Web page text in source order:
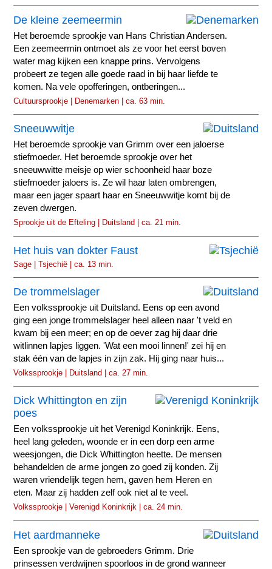
De kleine zeemeermin
Het beroemde sprookje van Hans Christian Andersen.
Een zeemeermin ontmoet als ze voor het eerst boven
water mag kijken een knappe prins. Vervolgens
probeert ze tegen alle goede raad in bij haar liefde te
komen. Na vele opofferingen, ontberingen...
Cultuursprookje | Denemarken | ca. 63 min.
Sneeuwwitje
Het beroemde sprookje van Grimm over een jaloerse
stiefmoeder. Het beroemde sprookje over het
sneeuwwitte meisje op wier schoonheid haar boze
stiefmoeder jaloers is. Ze wil haar laten ombrengen,
maar een jager spaart haar en Sneeuwwitje komt bij de
zeven dwergen.
Sprookje uit de Efteling | Duitsland | ca. 21 min.
Het huis van dokter Faust
Sage | Tsjechië | ca. 13 min.
De trommelslager
Een volkssprookje uit Duitsland. Eens op een avond
ging een jonge trommelslager heel alleen naar 't veld en
kwam bij een meer; en op de oever zag hij daar drie
witlinnen lapjes liggen. 'Wat een mooi linnen!' zei hij en
stak één van de lapjes in zijn zak. Hij ging naar huis...
Volkssprookje | Duitsland | ca. 27 min.
Dick Whittington en zijn
poes
Een volkssprookje uit het Verenigd Koninkrijk. Eens,
heel lang geleden, woonde er in een dorp een arme
weesjongen, die Dick Whittington heette. De mensen
behandelden de arme jongen zo goed zij konden. Zij
waren vriendelijk tegen hem, gaven hem Heren en
eten. Maar zij hadden zelf ook niet al te veel.
Volkssprookje | Verenigd Koninkrijk | ca. 24 min.
Het aardmanneke
Een sprookje van de gebroeders Grimm. Drie
prinsessen verdwijnen spoorloos in de grond wanneer